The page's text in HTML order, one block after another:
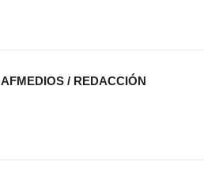
AFMEDIOS / REDACCIÓN